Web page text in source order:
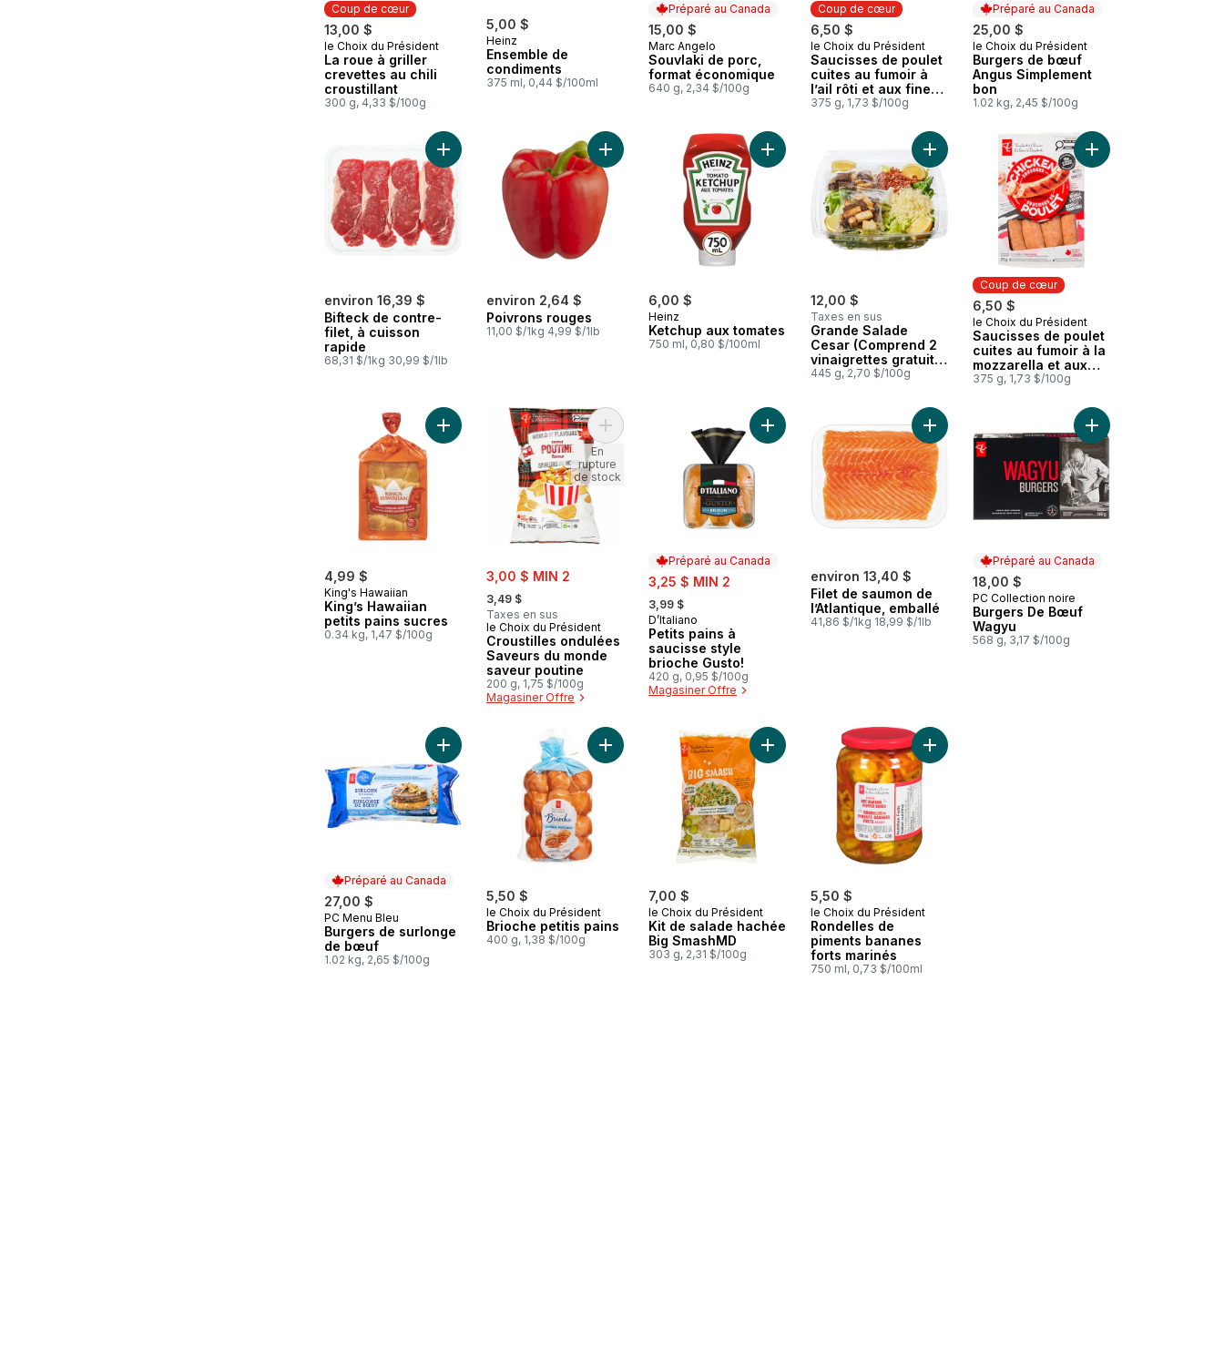
Coup de cœur
13,00 $
Coup de cœur
le Choix du Président
La roue à griller
crevettes au chili
croustillant
300 g, 4,33 $/100g
5,00 $
Heinz
Ensemble de
condiments
375 ml, 0,44 $/100ml
Préparé au Canada
15,00 $
Préparé au Canada
Marc Angelo
Souvlaki de porc,
format économique
640 g, 2,34 $/100g
Coup de cœur
6,50 $
Coup de cœur
le Choix du Président
Saucisses de poulet
cuites au fumoir à
l’ail rôti et aux fines
herbes
375 g, 1,73 $/100g
Préparé au Canada
25,00 $
Préparé au Canada
le Choix du Président
Burgers de bœuf
Angus Simplement
bon
1.02 kg, 2,45 $/100g
environ 16,39 $
Bifteck de contre-
filet, à cuisson
rapide
68,31 $/1kg 30,99 $/1lb
Ajouter Bifteck de contre-filet, à cuisson rapide au panier
environ 2,64 $
Poivrons rouges
11,00 $/1kg 4,99 $/1lb
Ajouter Poivrons rouges au panier
6,00 $
Heinz
Ketchup aux tomates
750 ml, 0,80 $/100ml
Ajouter Ketchup aux tomates au panier
12,00 $
Taxes en sus
Grande Salade
Cesar (Comprend 2
vinaigrettes gratuits
de 44 ml)
445 g, 2,70 $/100g
Ajouter Grande Salade Cesar (Comprend 2
Coup de cœur
6,50 $
Coup de cœur
le Choix du Président
Saucisses de poulet
cuites au fumoir à la
mozzarella et aux
poivrons rouges
375 g, 1,73 $/100g
4,99 $
King's Hawaiian
King’s Hawaiian
petits pains sucres
0.34 kg, 1,47 $/100g
Ajouter King’s Hawaiian petits pains sucres au panier
sale:
3,00 $ MIN 2
, formerly:
3,49 $
Taxes en sus
le Choix du Président
Croustilles ondulées
Saveurs du monde
saveur poutine
200 g, 1,75 $/100g
Magasiner Offre
Ajouter Croustilles ondulées Saveurs du monde saveur poutine au panier
En
rupture
de stock
Préparé au Canada
sale:
3,25 $ MIN 2
, formerly:
3,99 $
Préparé au Canada
D’Italiano
Petits pains à
saucisse style
brioche Gusto!
420 g, 0,95 $/100g
Magasiner Offre
Ajouter Petits pains à saucisse style brioche Gusto! au panier
environ 13,40 $
Filet de saumon de
l’Atlantique, emballé
41,86 $/1kg 18,99 $/1lb
Ajouter Filet de saumon de l’Atlantique, emballé
Préparé au Canada
18,00 $
Préparé au Canada
PC Collection noire
Burgers De Bœuf
Wagyu
568 g, 3,17 $/100g
Ajouter Burgers De
Préparé au Canada
27,00 $
Préparé au Canada
PC Menu Bleu
Burgers de surlonge
de bœuf
1.02 kg, 2,65 $/100g
Ajouter Burgers de surlonge de bœuf au panier
5,50 $
le Choix du Président
Brioche petitis pains
400 g, 1,38 $/100g
Ajouter Brioche petitis pains au panier
7,00 $
le Choix du Président
Kit de salade hachée
Big SmashMD
303 g, 2,31 $/100g
Ajouter Kit de salade hachée Big SmashMD au panier
5,50 $
le Choix du Président
Rondelles de
piments bananes
forts marinés
750 ml, 0,73 $/100ml
Ajouter Rondelles de piments bananes forts